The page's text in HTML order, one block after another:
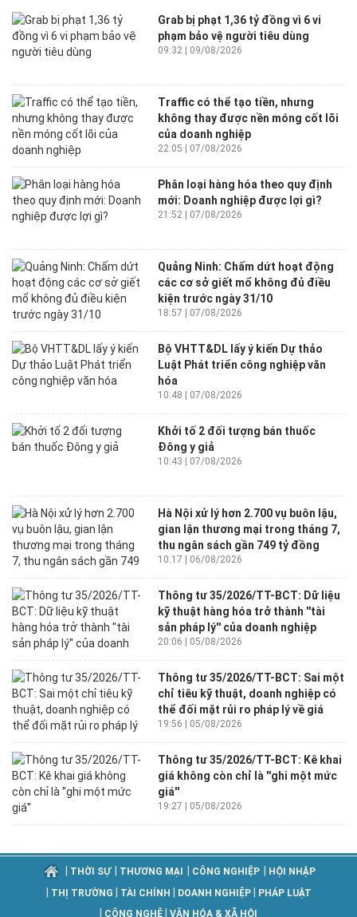
Grab bị phạt 1,36 tỷ đồng vì 6 vi
phạm bảo vệ người tiêu dùng
09:32 | 09/08/2026
Traffic có thể tạo tiền, nhưng
không thay được nền móng cốt lõi
của doanh nghiệp
22:05 | 07/08/2026
Phân loại hàng hóa theo quy định
mới: Doanh nghiệp được lợi gì?
21:52 | 07/08/2026
Quảng Ninh: Chấm dứt hoạt động
các cơ sở giết mổ không đủ điều
kiện trước ngày 31/10
18:57 | 07/08/2026
Bộ VHTT&DL lấy ý kiến Dự thảo
Luật Phát triển công nghiệp văn
hóa
10:48 | 07/08/2026
Khởi tố 2 đối tượng bán thuốc
Đông y giả
10:43 | 07/08/2026
Hà Nội xử lý hơn 2.700 vụ buôn lậu,
gian lận thương mại trong tháng 7,
thu ngân sách gần 749 tỷ đồng
10:17 | 06/08/2026
Thông tư 35/2026/TT-BCT: Dữ liệu
kỹ thuật hàng hóa trở thành ''tài
sản pháp lý'' của doanh nghiệp
20:06 | 05/08/2026
Thông tư 35/2026/TT-BCT: Sai một
chỉ tiêu kỹ thuật, doanh nghiệp có
thể đối mặt rủi ro pháp lý về giá
19:56 | 05/08/2026
Thông tư 35/2026/TT-BCT: Kê khai
giá không còn chỉ là ''ghi một mức
giá''
19:27 | 05/08/2026
THỜI SỰ THƯƠNG MẠI CÔNG NGHIỆP HỘI NHẬP
THỊ TRƯỜNG TÀI CHÍNH DOANH NGHIỆP PHÁP LUẬT
CÔNG NGHỆ VĂN HÓA & XÃ HỘI